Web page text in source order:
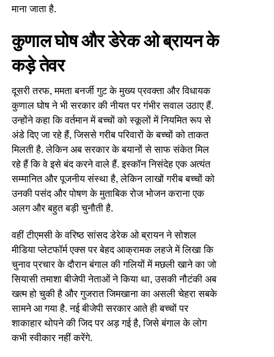
माना जाता है.
कुणाल घोष और डेरेक ओ ब्रायन के
कड़े तेवर
दूसरी तरफ, ममता बनर्जी गुट के मुख्य प्रवक्ता और विधायक
कुणाल घोष ने भी सरकार की नीयत पर गंभीर सवाल उठाए हैं.
उन्होंने कहा कि वर्तमान में बच्चों को स्कूलों में नियमित रूप से
अंडे दिए जा रहे हैं, जिससे गरीब परिवारों के बच्चों को ताकत
मिलती है. लेकिन अब सरकार के बयानों से साफ संकेत मिल
रहे हैं कि वे इसे बंद करने वाले हैं. इस्कॉन निसंदेह एक अत्यंत
सम्मानित और पूजनीय संस्था है, लेकिन लाखों गरीब बच्चों को
उनकी पसंद और पोषण के मुताबिक रोज भोजन कराना एक
अलग और बहुत बड़ी चुनौती है.
वहीं टीएमसी के वरिष्ठ सांसद डेरेक ओ ब्रायन ने सोशल
मीडिया प्लेटफॉर्म एक्स पर बेहद आक्रामक लहजे में लिखा कि
चुनाव प्रचार के दौरान बंगाल की गलियों में मछली खाने का जो
सियासी तमाशा बीजेपी नेताओं ने किया था, उसकी नौटंकी अब
खत्म हो चुकी है और गुजरात जिमखाना का असली चेहरा सबके
सामने आ गया है. नई बीजेपी सरकार आते ही बच्चों पर
शाकाहार थोपने की जिद पर अड़ गई है, जिसे बंगाल के लोग
कभी स्वीकार नहीं करेंगे.